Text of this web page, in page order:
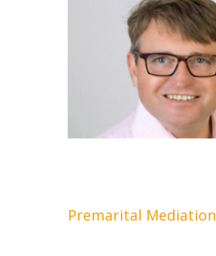
Premarital Mediation